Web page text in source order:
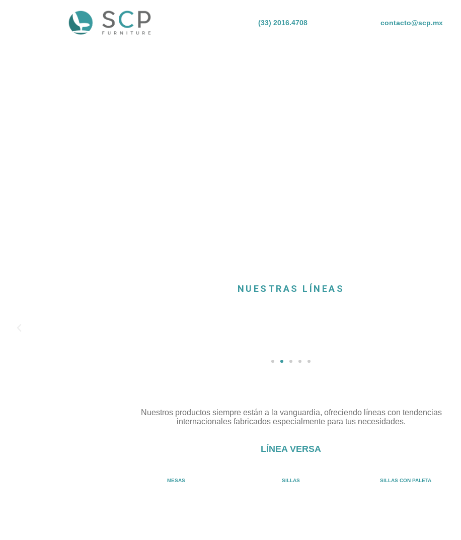
(33) 2016.4708 contacto@scp.mx
NUESTRAS LÍNEAS
Nuestros productos siempre están a la vanguardia, ofreciendo líneas con tendencias
internacionales fabricados especialmente para tus necesidades.
LÍNEA VERSA
MESAS SILLAS SILLAS CON PALETA